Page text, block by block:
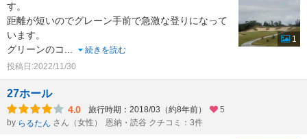
す。
距離が短いのでグレーン手前で急激な登りになって
います。
グリーンのコ...
続きを読む
投稿日:2022/11/30
1
27ホール
4.0 旅行時期：2018/03（約8年前）
5
by らるたん さん（女性） 恩納・読谷 クチコミ：3件